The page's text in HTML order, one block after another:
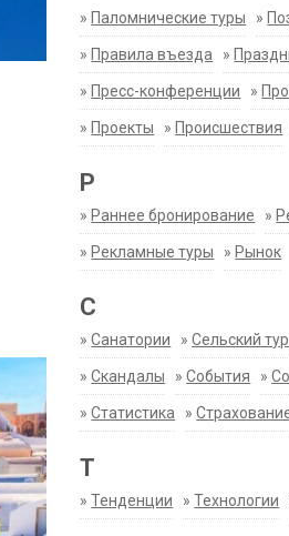
» Паломнические туры »
» Правила въезда »
» Пресс-конференции »
» Проекты » Происшествия
Р
» Раннее бронирование »
» Рекламные туры » Рынок
С
»Санатории »Сельский
»Скандалы »События »
»Статистика »
Т
»Тенденции »Технологии